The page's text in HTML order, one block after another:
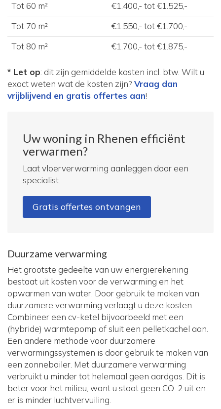
Tot 60 m²
€1.400,- tot €1.525,-
Tot 70 m²
€1.550,- tot €1.700,-
Tot 80 m²
€1.700,- tot €1.875,-
* Let op: dit zijn gemiddelde kosten incl. btw. Wilt u
exact weten wat de kosten zijn? Vraag dan
vrijblijvend en gratis offertes aan!
Uw woning in Rhenen efficiënt
verwarmen?
Laat vloerverwarming aanleggen door een
specialist.
Gratis offertes ontvangen
Duurzame verwarming
Het grootste gedeelte van uw energierekening
bestaat uit kosten voor de verwarming en het
opwarmen van water. Door gebruik te maken van
duurzamere verwarming verlaagt u deze kosten.
Combineer een cv-ketel bijvoorbeeld met een
(hybride) warmtepomp of sluit een pelletkachel aan.
Een andere methode voor duurzamere
verwarmingssystemen is door gebruik te maken van
een zonneboiler. Met duurzamere verwarming
verbruikt u minder tot helemaal geen aardgas. Dit is
beter voor het milieu, want u stoot geen CO-2 uit en
er is minder luchtvervuiling.